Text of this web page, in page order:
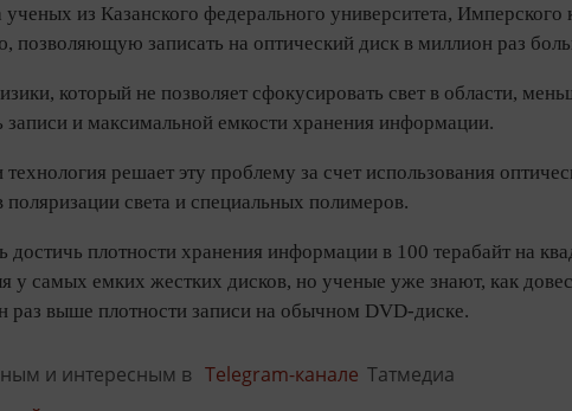
из Казанского федерального университета, Имперского
позволяющую записать на оптический диск в миллион раз
который не позволяет сфокусировать свет в области,
записи и максимальной емкости хранения информации.
решает эту проблему за счет использования
света и специальных полимеров.
достичь плотности хранения информации в 100 терабайт на
у самых емких жестких дисков, но ученые уже знают, как
раз выше плотности записи на обычном DVD-диске.
и интересным в Telegram-канале Татмедиа